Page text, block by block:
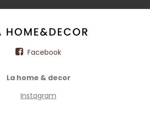
Facebook
La home & decor
Instagram